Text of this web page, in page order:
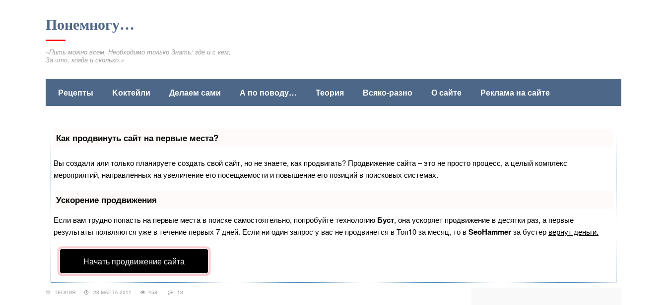
Понемногу…
«Пить можно всем, Необходимо только Знать: где и с кем,
За что, когда и сколько.»
Рецепты Kоктейли Делаем сами А по поводу… Теория Всяко-разно О сайте Реклама на сайте
Как продвинуть сайт на первые места?
Вы создали или только планируете создать свой сайт, но не знаете, как продвигать? Продвижение сайта – это не просто процесс, а целый комплекс
мероприятий, направленных на увеличение его посещаемости и повышение его позиций в поисковых системах.
Ускорение продвижения
Если вам трудно попасть на первые места в поиске самостоятельно, попробуйте технологию Буст, она ускоряет продвижение в десятки раз, а первые
результаты появляются уже в течение первых 7 дней. Если ни один запрос у вас не продвинется в Топ10 за месяц, то вSeoHammerза бустер вернут деньги.
Начать продвижение сайта
ТЕОРИЯ 28 МАРТА 2011 458 18